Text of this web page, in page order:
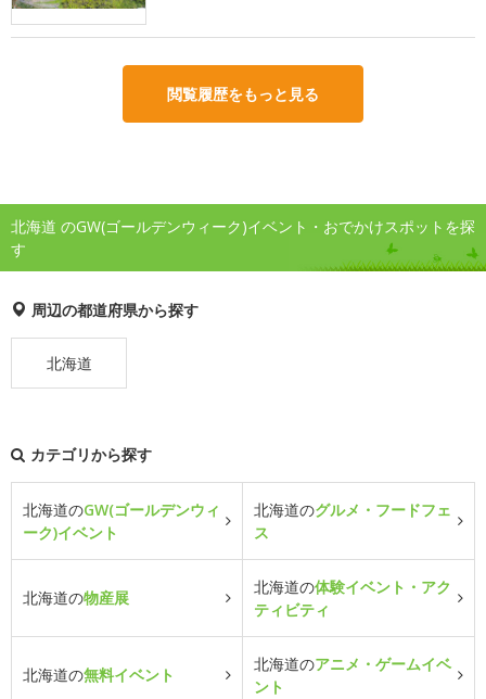
閲覧履歴をもっと見る
北海道 のGW(ゴールデンウィーク)イベント・おでかけスポットを探
す
周辺の都道府県から探す
北海道
カテゴリから探す
北海道のGW(ゴールデンウィ
ーク)イベント
北海道のグルメ・フードフェ
ス
北海道の物産展
北海道の体験イベント・アク
ティビティ
北海道の無料イベント
北海道のアニメ・ゲームイベ
ント